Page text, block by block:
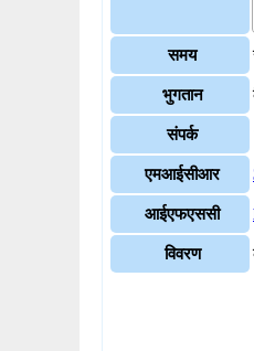
समय
भुगतान
संपर्क
एमआईसीआर
आईएफएससी
विवरण